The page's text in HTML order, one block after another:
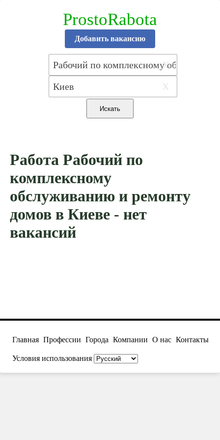
ProstoRabota
Добавить вакансию
X
X
Работа Рабочий по
комплексному
обслуживанию и ремонту
домов в Киеве - нет
вакансий
Главная Профессии Города Компании О нас Контакты
Условия использования